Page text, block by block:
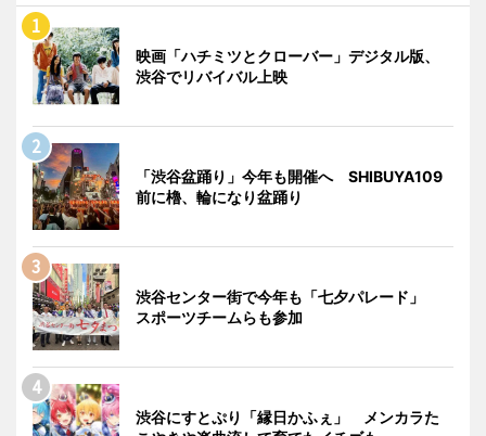
映画「ハチミツとクローバー」デジタル版、
渋谷でリバイバル上映
「渋谷盆踊り」今年も開催へ SHIBUYA109
前に櫓、輪になり盆踊り
渋谷センター街で今年も「七夕パレード」
スポーツチームらも参加
渋谷にすとぷり「縁日かふぇ」 メンカラた